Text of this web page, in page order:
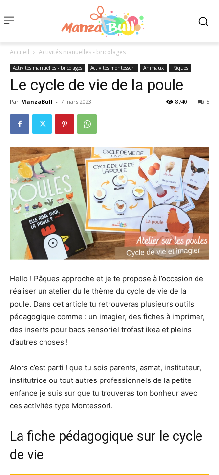
Accueil Activités manuelles - bricolages
Activités manuelles - bricolages Activités montessori Animaux Pâques
Le cycle de vie de la poule
Par ManzaBull - 7 mars 2023 5
8740
Hello ! Pâques approche et je te propose à l’occasion de
réaliser un atelier du le thème du cycle de vie de la
poule. Dans cet article tu retrouveras plusieurs outils
pédagogique comme : un imagier, des fiches à imprimer,
des inserts pour bacs sensoriel trofast ikea et pleins
d’autres choses !
Alors c’est parti ! que tu sois parents, asmat, instituteur,
institutrice ou tout autres professionnels de la petite
enfance je suis sur que tu trouveras ton bonheur avec
ces activités type Montessori.
La fiche pédagogique sur le cycle
de vie